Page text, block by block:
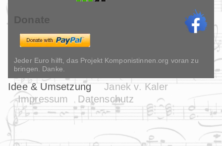
Donate
Jeder Euro hilft, das Projekt Komponistinnen.org voran zu
bringen. Danke.
Idee & Umsetzung
Janek v. Kaler
Impressum
Datenschutz